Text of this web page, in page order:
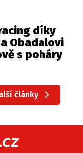
díky
Obadalovi
s poháry
články